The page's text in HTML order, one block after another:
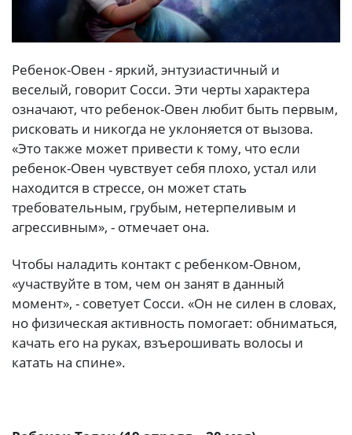
Ребенок-Овен - яркий, энтузиастичный и
веселый, говорит Сосси. Эти черты характера
означают, что ребенок-Овен любит быть первым,
рисковать и никогда не уклоняется от вызова.
«Это также может привести к тому, что если
ребенок-Овен чувствует себя плохо, устал или
находится в стрессе, он может стать
требовательным, грубым, нетерпеливым и
агрессивным», - отмечает она.
Чтобы наладить контакт с ребенком-Овном,
«участвуйте в том, чем он занят в данный
момент», - советует Сосси. «Он не силен в словах,
но физическая активность помогает: обниматься,
качать его на руках, взъерошивать волосы и
катать на спине».